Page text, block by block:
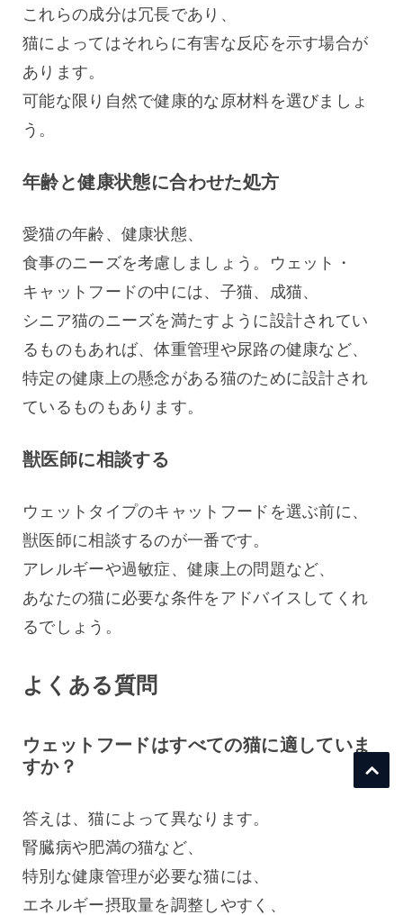
これらの成分は冗長であり、
猫によってはそれらに有害な反応を示す場合が
あります。
可能な限り自然で健康的な原材料を選びましょ
う。
年齢と健康状態に合わせた処方
愛猫の年齢、健康状態、
食事のニーズを考慮しましょう。ウェット・
キャットフードの中には、子猫、成猫、
シニア猫のニーズを満たすように設計されてい
るものもあれば、体重管理や尿路の健康など、
特定の健康上の懸念がある猫のために設計され
ているものもあります。
獣医師に相談する
ウェットタイプのキャットフードを選ぶ前に、
獣医師に相談するのが一番です。
アレルギーや過敏症、健康上の問題など、
あなたの猫に必要な条件をアドバイスしてくれ
るでしょう。
よくある質問
ウェットフードはすべての猫に適していま
すか？
答えは、猫によって異なります。
腎臓病や肥満の猫など、
特別な健康管理が必要な猫には、
エネルギー摂取量を調整しやすく、